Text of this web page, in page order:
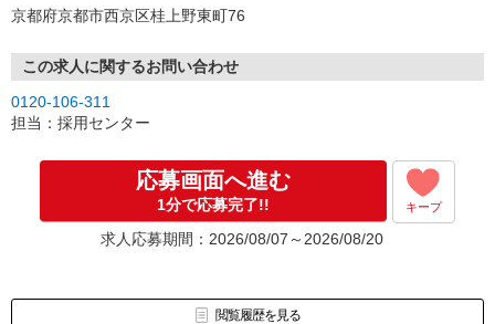
京都府京都市西京区桂上野東町76
この求人に関するお問い合わせ
0120-106-311
担当：採用センター
応募画面へ進む
1分で応募完了!! キープ
求人応募期間：2026/08/07～2026/08/20
閲覧履歴を見る